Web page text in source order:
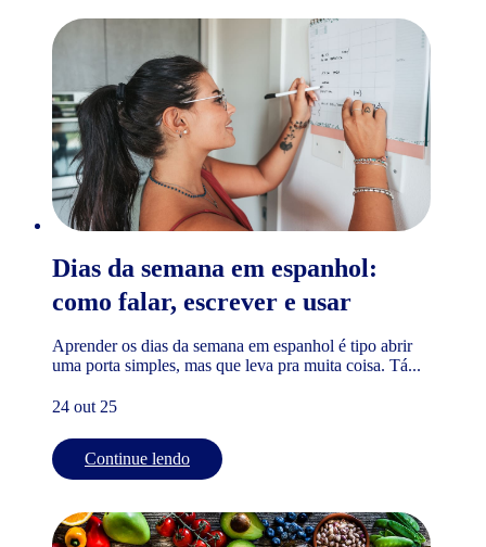
Dias da semana em espanhol:
como falar, escrever e usar
Aprender os dias da semana em espanhol é tipo abrir
uma porta simples, mas que leva pra muita coisa. Tá...
24 out 25
Continue lendo